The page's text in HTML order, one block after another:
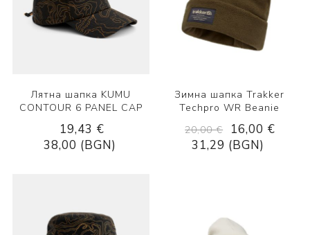
Лятна шапка KUMU
CONTOUR 6 PANEL CAP
19,43 €
38,00 (BGN)
Зимна шапка Trakker
Techpro WR Beanie
20,00 €
16,00 €
31,29 (BGN)